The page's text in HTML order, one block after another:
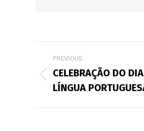
PREVIOUS
CELEBRAÇÃO DO
LÍNGUA